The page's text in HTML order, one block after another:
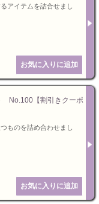
アイテムを詰合せまし
No.100【割引きクーポ
ものを詰め合わせまし